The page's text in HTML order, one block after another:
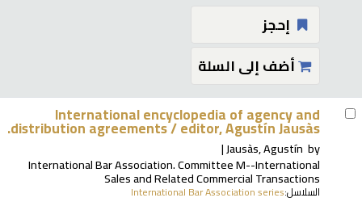
إحجز
أضف إلى السلة
International encyclopedia of agency and
distribution agreements /editor, Agustín Jausàs.
by
Jausàs, Agustín
International Bar Association. Committee M--International
Sales and Related Commercial Transactions
السلاسل:International Bar Association series